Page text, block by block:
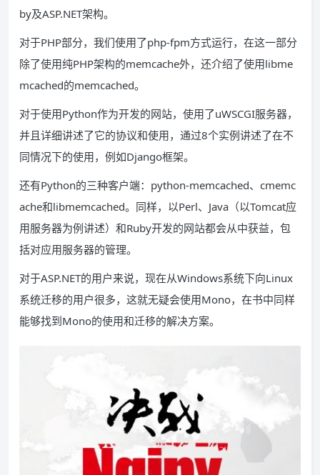
by及ASP.NET架构。
对于PHP部分，我们使用了php-fpm方式运行，在这一部分
除了使用纯PHP架构的memcache外，还介绍了使用libme
mcached的memcached。
对于使用Python作为开发的网站，使用了uWSCGI服务器，
并且详细讲述了它的协议和使用，通过8个实例讲述了在不
同情况下的使用，例如Django框架。
还有Python的三种客户端：python-memcached、cmemc
ache和libmemcached。同样，以Perl、Java（以Tomcat应
用服务器为例讲述）和Ruby开发的网站都会从中获益，包
括对应用服务器的管理。
对于ASP.NET的用户来说，现在从Windows系统下向Linux
系统迁移的用户很多，这就无疑会使用Mono，在书中同样
能够找到Mono的使用和迁移的解决方案。